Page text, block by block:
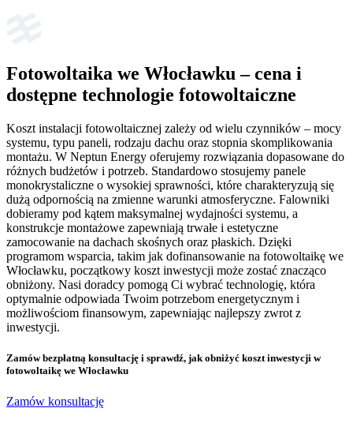
Fotowoltaika we Włocławku – cena i
dostępne technologie fotowoltaiczne
Koszt instalacji fotowoltaicznej zależy od wielu czynników – mocy
systemu, typu paneli, rodzaju dachu oraz stopnia skomplikowania
montażu. W Neptun Energy oferujemy rozwiązania dopasowane do
różnych budżetów i potrzeb. Standardowo stosujemy panele
monokrystaliczne o wysokiej sprawności, które charakteryzują się
dużą odpornością na zmienne warunki atmosferyczne. Falowniki
dobieramy pod kątem maksymalnej wydajności systemu, a
konstrukcje montażowe zapewniają trwałe i estetyczne
zamocowanie na dachach skośnych oraz płaskich. Dzięki
programom wsparcia, takim jak dofinansowanie na fotowoltaikę we
Włocławku, początkowy koszt inwestycji może zostać znacząco
obniżony. Nasi doradcy pomogą Ci wybrać technologię, która
optymalnie odpowiada Twoim potrzebom energetycznym i
możliwościom finansowym, zapewniając najlepszy zwrot z
inwestycji.
Zamów bezpłatną konsultację i sprawdź, jak obniżyć koszt inwestycji w
fotowoltaikę we Włocławku
Zamów konsultację